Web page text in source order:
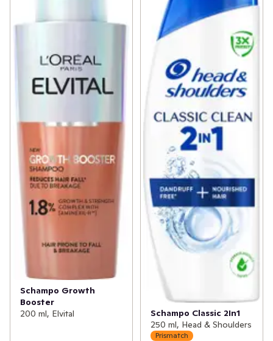
Schampo Growth
Booster
200 ml, Elvital
Schampo Classic 2In1
250 ml, Head & Shoulders
Prismatch